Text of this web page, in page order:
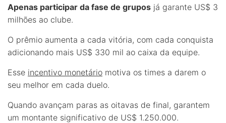
Apenas participar da fase de grupos já garante US$ 3
milhões ao clube.
O prêmio aumenta a cada vitória, com cada conquista
adicionando mais US$ 330 mil ao caixa da equipe.
Esse incentivo monetário motiva os times a darem o
seu melhor em cada duelo.
Quando avançam paras as oitavas de final, garantem
um montante significativo de US$ 1.250.000.